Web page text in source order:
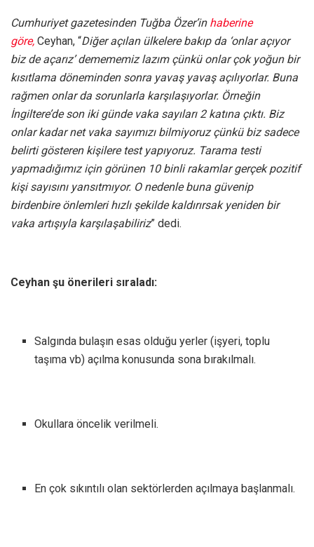
Cumhuriyet gazetesinden Tuğba Özer’inhaberine
göre, Ceyhan, “Diğer açılan ülkelere bakıp da ‘onlar açıyor
biz de açarız’ demememiz lazım çünkü onlar çok yoğun bir
kısıtlama döneminden sonra yavaş yavaş açılıyorlar. Buna
rağmen onlar da sorunlarla karşılaşıyorlar. Örneğin
İngiltere’de son iki günde vaka sayıları 2 katına çıktı. Biz
onlar kadar net vaka sayımızı bilmiyoruz çünkü biz sadece
belirti gösteren kişilere test yapıyoruz. Tarama testi
yapmadığımız için görünen 10 binli rakamlar gerçek pozitif
kişi sayısını yansıtmıyor. O nedenle buna güvenip
birdenbire önlemleri hızlı şekilde kaldırırsak yeniden bir
vaka artışıyla karşılaşabiliriz” dedi.
Ceyhan şu önerileri sıraladı:
Salgında bulaşın esas olduğu yerler (işyeri, toplu
taşıma vb) açılma konusunda sona bırakılmalı.
Okullara öncelik verilmeli.
En çok sıkıntılı olan sektörlerden açılmaya başlanmalı.